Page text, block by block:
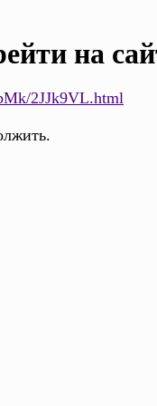
на
2JJk9VL.html